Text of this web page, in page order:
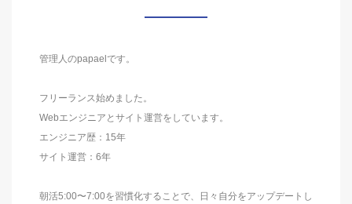
管理人のpapaelです。
フリーランス始めました。
Webエンジニアとサイト運営をしています。
エンジニア歴：15年
サイト運営：6年
朝活5:00〜7:00を習慣化することで、日々自分をアップデートし